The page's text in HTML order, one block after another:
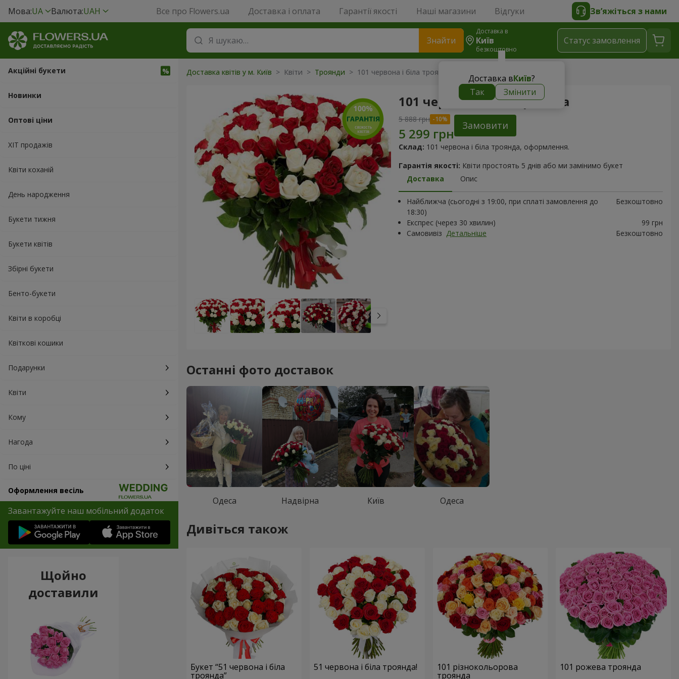
Мова:UA Валюта:UAH Все про Flowers.ua Доставка і оплата Гарантії якості Наші магазини Відгуки Зв’яжіться з нами
Знайти
Доставка в
Київ
безкоштовно
Доставка вКиїв?
Так
Змінити
Статус замовлення
Акційні букети
Новинки
Оптові ціни
ХІТ продажів
Квіти коханій
День народження
Букети тижня
Букети квітів
Збірні букети
Бенто-букети
Квіти в коробці
Квіткові кошики
Подарунки
Квіти
Кому
Нагода
По ціні
Оформлення весіль
Завантажуйте наш мобільний додаток
Доставка квітів у м. Київ > Квіти > Троянди > 101 червона і біла троянда
101 червона і біла троянда
5 888 грн
Замовити
Склад: 101 червона і біла троянда, оформлення.
Гарантія якості: Квіти простоять 5 днів або ми замінимо букет
Доставка
Опис
Найближча (сьогодні з 19:00, при сплаті замовлення до
18:30)
Безкоштовно
Експрес (через 30 хвилин)
99 грн
Самовивіз Детальніше Безкоштовно
Останні фото доставок
Одеса Надвірна Київ Одеса
Дивіться також
Букет “51 червона і біла
троянда”
51 червона і біла троянда! 101 різнокольорова
троянда
101 рожева троянда
Щойно
доставили